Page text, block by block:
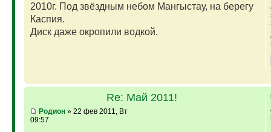
2010г. Под звёздным небом Мангыстау, на берегу
Каспия.
Диск даже окропили водкой.
Re: Май 2011!
Родион» 22 фев 2011, Вт
09:57